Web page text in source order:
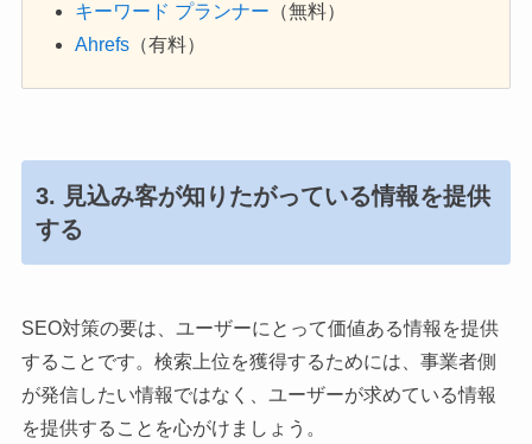
キーワード プランナー （無料）
Ahrefs（有料）
3. 見込み客が知りたがっている情報を提供
する
SEO対策の要は、ユーザーにとって価値ある情報を提供
することです。検索上位を獲得するためには、事業者側
が発信したい情報ではなく、ユーザーが求めている情報
を提供することを心がけましょう。